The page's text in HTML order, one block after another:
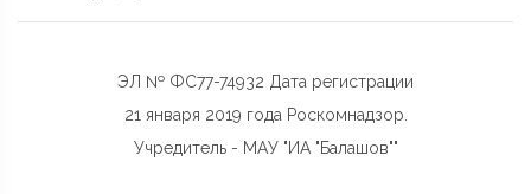
ЭЛ № ФС77-74932 Дата регистрации
21 января 2019 года Роскомнадзор.
Учредитель - МАУ "ИА "Балашов""